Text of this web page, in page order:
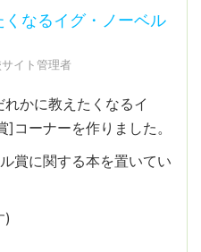
くなるイグ・ノーベル
イト管理者
かに教えたくなるイ
コーナーを作りました。
賞に関する本を置いてい
)